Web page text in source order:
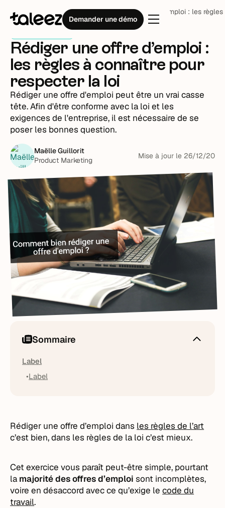
Demander une démo
Blog Attirer et cibler Rédiger une offre d’emploi : les
Attirer et cibler
Rédiger une offre d’emploi :
les règles à connaître pour
respecter la loi
Rédiger une offre d'emploi peut être un vrai casse
tête. Afin d'être conforme avec la loi et les
exigences de l'entreprise, il est nécessaire de se
poser les bonnes question.
Maëlle Guillorit
Product Marketing
Mise à jour le 26/12/20
Sommaire
Label
Label
Rédiger une offre d’emploi dans les règles de l’art
c’est bien, dans les règles de la loi c’est mieux.
Cet exercice vous paraît peut-être simple, pourtant
lamajorité des offres d’emploi sont incomplètes,
voire en désaccord avec ce qu’exige lecode du
travail.